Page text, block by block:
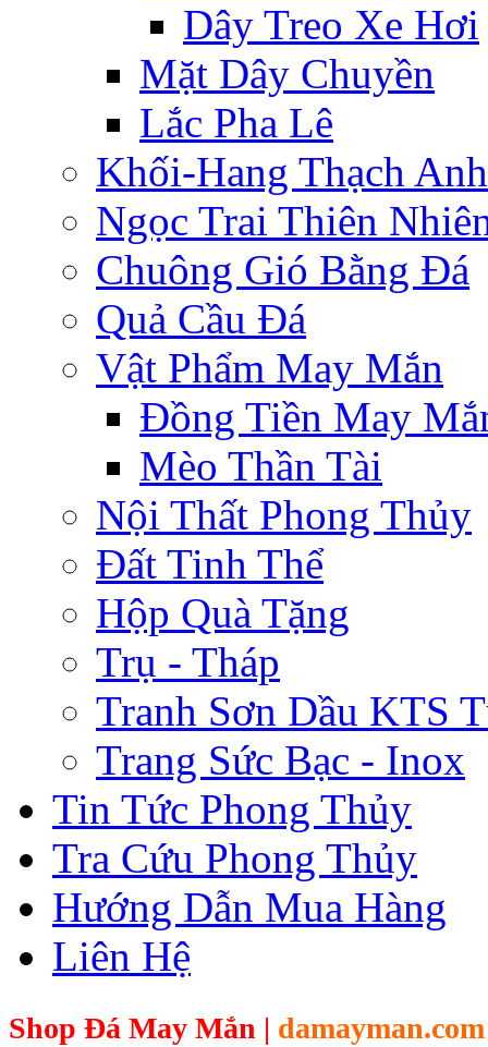
Dây Treo Xe Hơi
Mặt Dây Chuyền
Lắc Pha Lê
Khối-Hang Thạch Anh
Ngọc Trai Thiên
Chuông Gió Bằng Đá
Quả Cầu Đá
Vật Phẩm May Mắn
Đồng Tiền May
Mèo Thần Tài
Nội Thất Phong Thủy
Đất Tinh Thể
Hộp Quà Tặng
Trụ - Tháp
Tranh Sơn Dầu KTS
Trang Sức Bạc - Inox
Tin Tức Phong Thủy
Tra Cứu Phong Thủy
Hướng Dẫn Mua Hàng
Liên Hệ
Shop Đá May Mắn | damayman.com